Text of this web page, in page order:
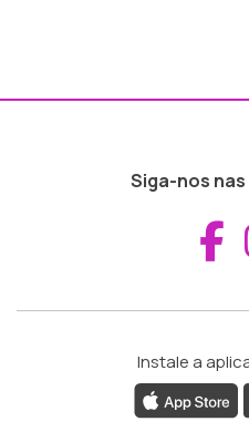
Siga-nos
Instale a